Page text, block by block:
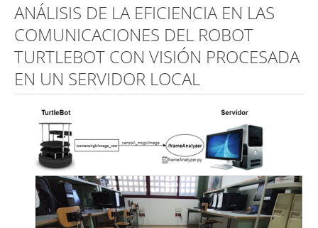
ANÁLISIS DE LA EFICIENCIA EN LAS
COMUNICACIONES DEL ROBOT
TURTLEBOT CON VISIÓN PROCESADA
EN UN SERVIDOR LOCAL